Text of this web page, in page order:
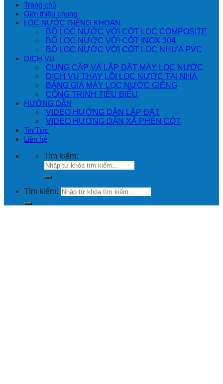
Trang chủ
Giới thiệu chung
LỌC NƯỚC GIẾNG KHOAN
BỘ LỌC NƯỚC VỚI CỘT LỌC COMPOSITE
BỘ LỌC NƯỚC VỚI CỘT INOX 304
BỘ LỌC NƯỚC VỚI CỘT LỌC NHỰA PVC
DỊCH VỤ
CUNG CẤP VÀ LẮP ĐẶT MÁY LỌC NƯỚC
DỊCH VỤ THAY LÕI LỌC NƯỚC TẠI NHÀ
BẢNG GIÁ MÁY LỌC NƯỚC GIẾNG
CÔNG TRÌNH TIÊU BIỂU
HƯỚNG DẪN
VIDEO HƯỚNG DẪN LẮP ĐẶT
VIDEO HƯỚNG DẪN XÃ PHÈN CỘT
Tin Tức
Liên hệ
Tìm kiếm:
Tìm kiếm: